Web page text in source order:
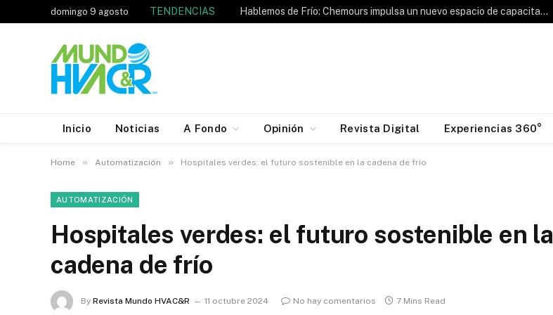
domingo 9 agosto TENDENCIAS Hablemos de Frío: Chemours impulsa un nuevo espacio de capacitación para la industria HVAC&R
Inicio Noticias A Fondo Opinión Revista Digital Experiencias 360°
Home » Automatización » Hospitales verdes: el futuro sostenible en la cadena de frío
AUTOMATIZACIÓN
Hospitales verdes: el futuro sostenible en la
cadena de frío
By Revista Mundo HVAC&R 11 octubre 2024 No hay comentarios 7 Mins Read